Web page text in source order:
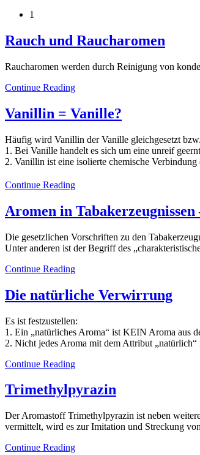
1
Rauch und Raucharomen
Raucharomen werden durch Reinigung von
Continue Reading
Vanillin = Vanille?
Häufig wird Vanillin der Vanille gleichgesetzt
1. Bei Vanille handelt es sich um eine unreif
2. Vanillin ist eine isolierte chemische Verbindung
Continue Reading
Aromen in
Die gesetzlichen Vorschriften zu den
Unter anderen ist der Begriff des
Continue Reading
Die natürliche Verwirrung
Es ist festzustellen:
1. Ein „natürliches Aroma“ ist KEIN Aroma aus
2. Nicht jedes Aroma mit dem Attribut „natürlich“
Continue Reading
Trimethylpyrazin
Der Aromastoff Trimethylpyrazin ist neben
vermittelt, wird es zur Imitation und Streckung
Continue Reading